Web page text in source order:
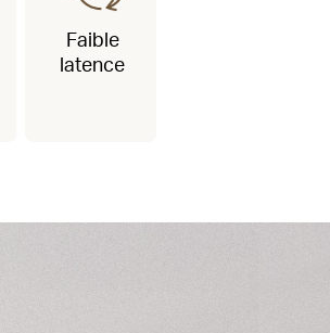
Faible
latence